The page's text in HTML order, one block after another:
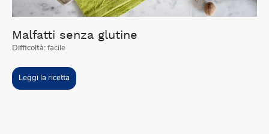
Malfatti senza glutine
Difficoltà: facile
Leggi la ricetta